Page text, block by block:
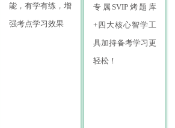
能，有学有练，增
强考点学习效果
专属SVIP烤题库
+四大核心智学工
具加持备考学习更
轻松！